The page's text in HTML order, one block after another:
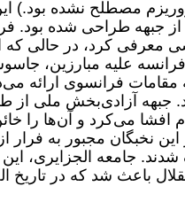
مصطلح نشده بود.)
جبهه طراحی شده بود.
معرفی کرد، در حالی که
علیه مبارزین،
فرانسوی ارائه
جبهه آزادی‌بخش ملی از
افشا می‌کرد و آن‌ها را
نخبگان مجبور به فرار
جامعه الجزایری، این
باعث شد که در تاریخ